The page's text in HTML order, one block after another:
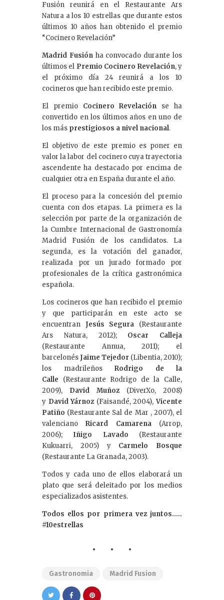
Fusión reunirá en el Restaurante Ars
Natura a los 10 estrellas que durante estos
últimos 10 años han obtenido el premio
“Cocinero Revelación”
Madrid Fusiónha convocado durante los
últimos el Premio Cocinero Revelación, y
el próximo día 24 reunirá a los 10
cocineros que han recibido este premio.
El premio Cocinero Revelación se ha
convertido en los últimos años en uno de
los más prestigiosos a nivel nacional.
El objetivo de este premio es poner en
valor la labor del cocinero cuya trayectoria
ascendente ha destacado por encima de
cualquier otra en España durante el año.
El proceso para la concesión del premio
cuenta con dos etapas. La primera es la
selección por parte de la organización de
la Cumbre Internacional de Gastronomía
Madrid Fusión de los candidatos. La
segunda, es la votación del ganador,
realizada por un jurado formado por
profesionales de la crítica gastronómica
española.
Los cocineros que han recibido el premio
y que participarán en este acto se
encuentran Jesús Segura (Restaurante
Ars Natura, 2012); Oscar Calleja
(Restaurante Annua, 2011); el
barcelonés Jaime Tejedor (Libentia, 2010);
los madrileños Rodrigo de la
Calle (Restaurante Rodrigo de la Calle,
2009), David Muñoz (DiverXo, 2008)
y David Yárnoz (Faisandé, 2004),Vicente
Patiño (Restaurante Sal de Mar , 2007), el
valencianoRicard Camarena (Arrop,
2006); Iñigo Lavado (Restaurante
Kukuarri, 2005) y Carmelo Bosque
(Restaurante La Granada, 2003).
Todos y cada uno de ellos elaborará un
plato que será deleitado por los medios
especializados asistentes.
Todos ellos por primera vez juntos…..
#10estrellas
Gastronomia Madrid Fusion